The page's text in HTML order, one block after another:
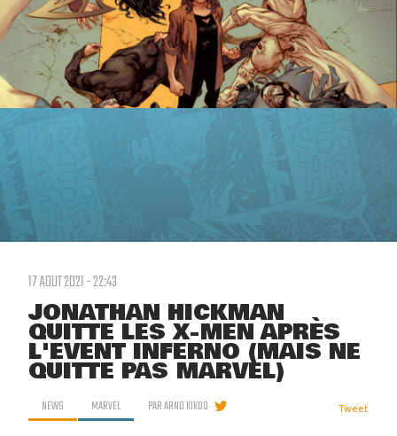
17 AOUT 2021 - 22:43
JONATHAN HICKMAN
QUITTE LES X-MEN APRÈS
L'EVENT INFERNO (MAIS NE
QUITTE PAS MARVEL)
NEWS MARVEL PARARNO KIKOO Tweet